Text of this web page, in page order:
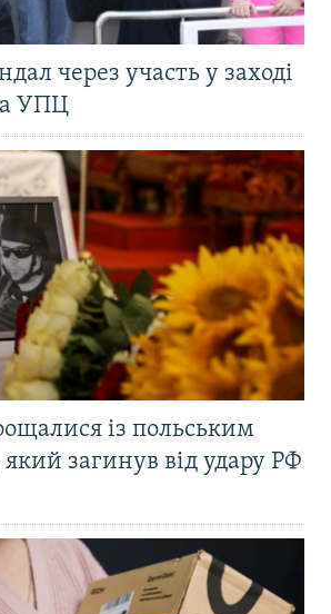
через участь у заході
УПЦ
із польським
загинув від удару РФ